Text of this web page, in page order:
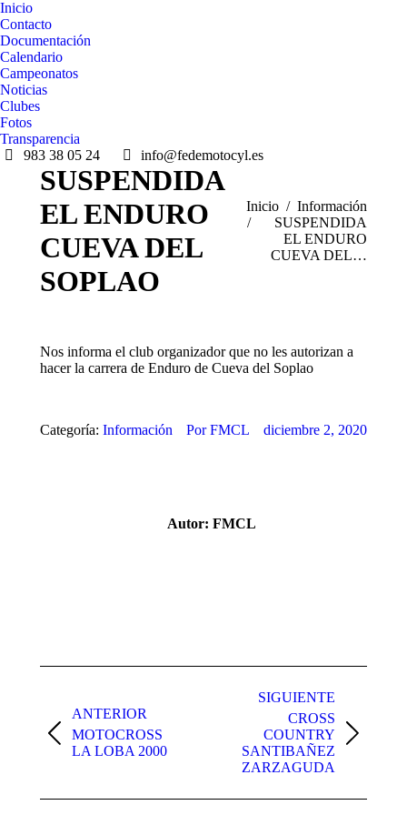
Inicio
Contacto
Documentación
Calendario
Campeonatos
Noticias
Clubes
Fotos
Transparencia
983 38 05 24
info@fedemotocyl.es
SUSPENDIDA
EL ENDURO
CUEVA DEL
SOPLAO
Estás aquí:
Inicio
Información
SUSPENDIDA
EL ENDURO
CUEVA DEL…
Nos informa el club organizador que no les autorizan a
hacer la carrera de Enduro de Cueva del Soplao
Categoría: Información PorFMCL diciembre 2, 2020
Autor: FMCL
publicaciones
ANTERIOR
Publicación
anterior:
MOTOCROSS
LA LOBA 2000
SIGUIENTE
Publicación
siguiente:
CROSS
COUNTRY
SANTIBAÑEZ
ZARZAGUDA